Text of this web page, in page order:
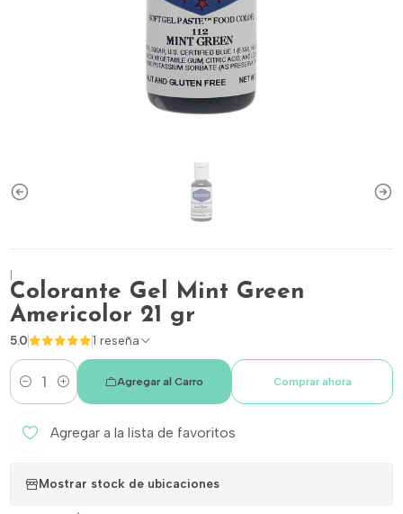
|
Colorante Gel Mint Green
Americolor 21 gr
5.0 1 reseña
Cantidad
Agregar al Carro Comprar ahora
Agregar a la lista de favoritos
Mostrar stock de ubicaciones